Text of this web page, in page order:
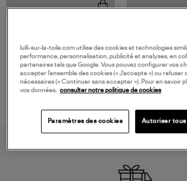
480,00 €
Sac Bobi S Cuir Lamé
NOUVELLE
Mocassins
lulli-sur-la-toile.com utilise des cookies et technologies
performance, personnalisation, publicité et analyses, en
partenaires tels que Google. Vous pouvez configurer vos
accepter l’ensemble des cookies (« J’accepte ») ou
nécessaires (« Continuer sans accepter »). Pour en savoir
vos données,
consulter notre politique de cookies
Paramètres des cookies Autoriser tous